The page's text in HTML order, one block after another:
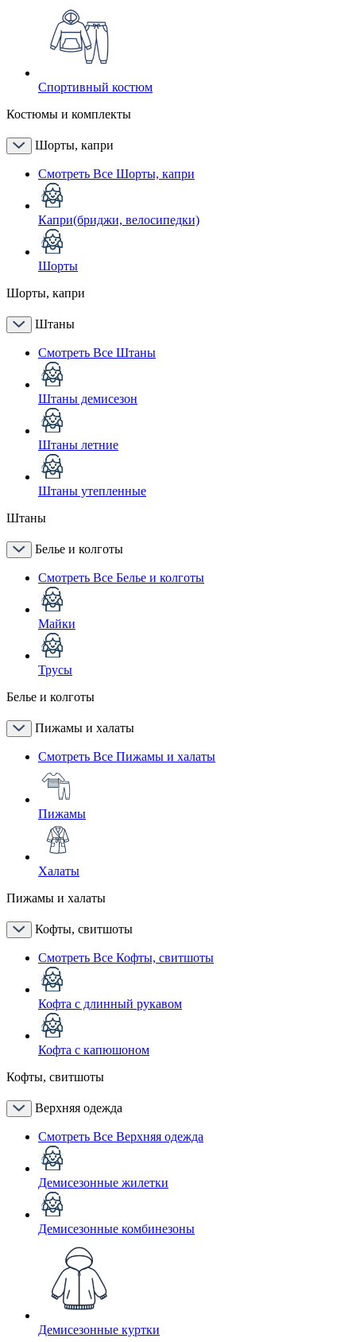
Спортивный костюм
Костюмы и комплекты
Шорты, капри
Смотреть Все Шорты, капри
Капри(бриджи, велосипедки)
Шорты
Шорты, капри
Штаны
Смотреть Все Штаны
Штаны демисезон
Штаны летние
Штаны утепленные
Штаны
Белье и колготы
Смотреть Все Белье и колготы
Майки
Трусы
Белье и колготы
Пижамы и халаты
Смотреть Все Пижамы и халаты
Пижамы
Халаты
Пижамы и халаты
Кофты, свитшоты
Смотреть Все Кофты, свитшоты
Кофта с длинный рукавом
Кофта с капюшоном
Кофты, свитшоты
Верхняя одежда
Смотреть Все Верхняя одежда
Демисезонные жилетки
Демисезонные комбинезоны
Демисезонные куртки